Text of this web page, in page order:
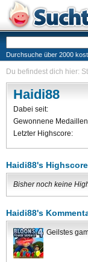
Durchsuche über 2000
Du befindest dich hier:
Haidi88
Dabei seit:
Gewonnene
Letzter Highscore:
Haidi88's
Bisher noch keine
Haidi88's
Geilstes